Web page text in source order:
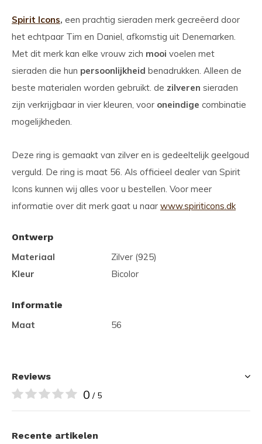
Spirit Icons, een prachtig sieraden merk gecreëerd door
het echtpaar Tim en Daniel, afkomstig uit Denemarken.
Met dit merk kan elke vrouw zich mooi voelen met
sieraden die hun persoonlijkheid benadrukken. Alleen de
beste materialen worden gebruikt. de zilveren sieraden
zijn verkrijgbaar in vier kleuren, voor oneindige combinatie
mogelijkheden.
Deze ring is gemaakt van zilver en is gedeeltelijk geelgoud
verguld. De ring is maat 56. Als officieel dealer van Spirit
Icons kunnen wij alles voor u bestellen. Voor meer
informatie over dit merk gaat u naar www.spiriticons.dk
Ontwerp
Materiaal
Zilver (925)
Kleur
Bicolor
Informatie
Maat
56
Reviews
0 / 5
Recente artikelen